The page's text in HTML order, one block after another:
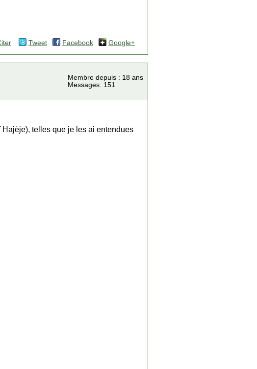
Tweet Facebook Google+
Membre depuis : 18 ans
Messages: 151
telles que je les ai entendues